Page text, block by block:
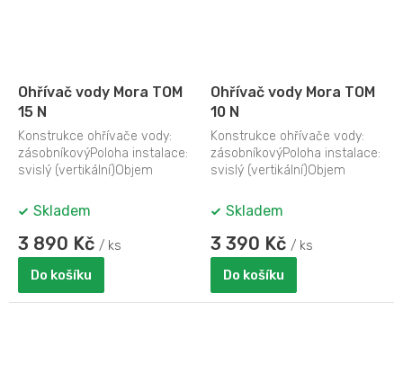
Ohřívač vody Mora TOM
15 N
Konstrukce ohřívače vody:
zásobníkovýPoloha instalace:
svislý (vertikální)Objem
ohřevu:...
Skladem
3 890 Kč / ks
Do košíku
Ohřívač vody Mora TOM
10 N
Konstrukce ohřívače vody:
zásobníkovýPoloha instalace:
svislý (vertikální)Objem
ohřevu:...
Skladem
3 390 Kč / ks
Do košíku